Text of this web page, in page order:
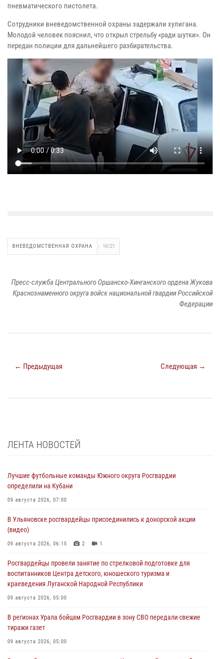
пневматического пистолета.
Сотрудники вневедомственной охраны задержали хулигана.
Молодой человек пояснил, что открыл стрельбу «ради шутки». Он
передан полиции для дальнейшего разбирательства.
ВНЕВЕДОМСТВЕННАЯ ОХРАНА 16121
Пресс-служба Центрального Оршанско-Хинганского ордена Жукова
Краснознаменного округа войск национальной гвардии Российской
Федерации
← Предыдущая Следующая →
ЛЕНТА НОВОСТЕЙ
Лучшие футбольные команды Южного округа Росгвардии
определили на Кубани
09 августа 2026, 07:00
В Ульяновске росгвардейцы присоединились к донорской акции
(видео)
09 августа 2026, 06:15 2 1
Росгвардейцы провели занятие по стрелковой подготовке для
воспитанников Центра детского, юношеского туризма и
краеведения Луганской Народной Республики
09 августа 2026, 05:00
В регионах Урала бойцам Росгвардии в зону СВО передали свежие
тиражи газет
09 августа 2026, 05:00